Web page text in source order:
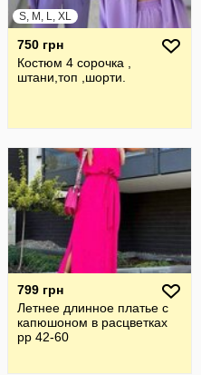
S, M, L, XL
750 грн
Костюм 4 сорочка ,
штани,топ ,шорти.
799 грн
Летнее длинное платье с
капюшоном в расцветках
рр 42-60